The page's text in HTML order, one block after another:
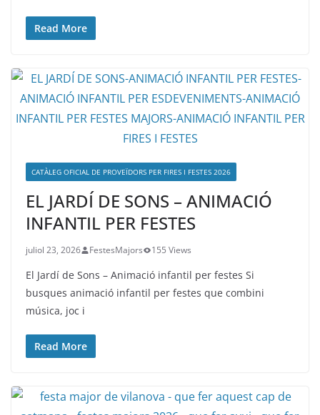
Read More
CATÀLEG OFICIAL DE PROVEÏDORS PER FIRES I FESTES 2026
EL JARDÍ DE SONS – ANIMACIÓ
INFANTIL PER FESTES
juliol 23, 2026 FestesMajors 155 Views
El Jardí de Sons – Animació infantil per festes Si
busques animació infantil per festes que combini
música, joc i
Read More